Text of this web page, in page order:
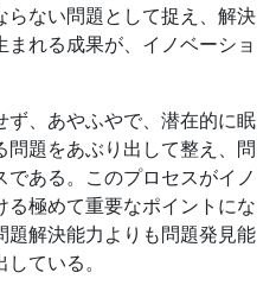
らない問題として捉え、解決
れる成果が、イノベーショ
、あやふやで、潜在的に眠
問題をあぶり出して整え、問
ある。このプロセスがイノ
極めて重要なポイントにな
題解決能力よりも問題発見能
ている。